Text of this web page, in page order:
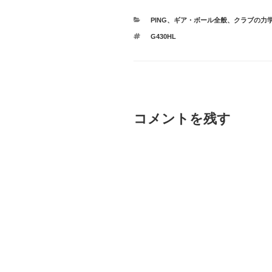
カ
ゴ
PING、 ギア・ボール全般、 クラブの力
タ
G430HL
コメントを残す